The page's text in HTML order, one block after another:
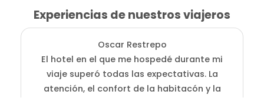
Experiencias de nuestros viajeros
Oscar Restrepo
El hotel en el que me hospedé durante mi
viaje superó todas las expectativas. La
atención, el confort de la habitacón y la